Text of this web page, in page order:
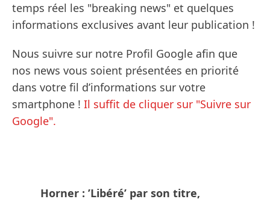
temps réel les "breaking news" et quelques
informations exclusives avant leur publication !
Nous suivre sur notre Profil Google afin que
nos news vous soient présentées en priorité
dans votre fil d’informations sur votre
smartphone ! Il suffit de cliquer sur "Suivre sur
Google".
Horner : ’Libéré’ par son titre,